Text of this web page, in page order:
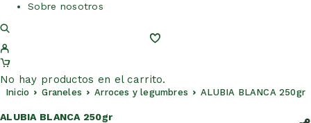
Sobre nosotros
No hay productos en el carrito.
Inicio Graneles Arroces y legumbres ALUBIA BLANCA 250gr
ALUBIA BLANCA 250gr